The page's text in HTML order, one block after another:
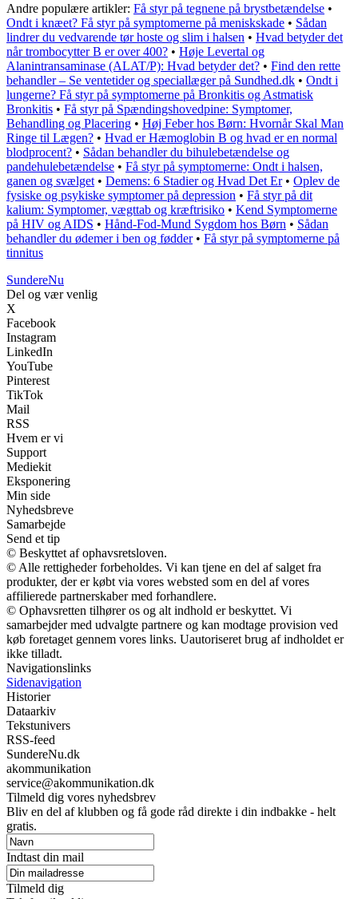
Andre populære artikler: Få styr på tegnene på brystbetændelse •
Ondt i knæet? Få styr på symptomerne på meniskskade • Sådan
lindrer du vedvarende tør hoste og slim i halsen • Hvad betyder det
når trombocytter B er over 400? • Høje Levertal og
Alanintransaminase (ALAT/P): Hvad betyder det? • Find den rette
behandler – Se ventetider og speciallæger på Sundhed.dk • Ondt i
lungerne? Få styr på symptomerne på Bronkitis og Astmatisk
Bronkitis • Få styr på Spændingshovedpine: Symptomer,
Behandling og Placering • Høj Feber hos Børn: Hvornår Skal Man
Ringe til Lægen? • Hvad er Hæmoglobin B og hvad er en normal
blodprocent? • Sådan behandler du bihulebetændelse og
pandehulebetændelse • Få styr på symptomerne: Ondt i halsen,
ganen og svælget • Demens: 6 Stadier og Hvad Det Er• Oplev de
fysiske og psykiske symptomer på depression • Få styr på dit
kalium: Symptomer, vægttab og kræftrisiko • Kend Symptomerne
på HIV og AIDS • Hånd-Fod-Mund Sygdom hos Børn • Sådan
behandler du ødemer i ben og fødder• Få styr på symptomerne på
tinnitus
SundereNu
Del og vær venlig
X
Facebook
Instagram
LinkedIn
YouTube
Pinterest
TikTok
Mail
RSS
Hvem er vi
Support
Mediekit
Eksponering
Min side
Nyhedsbreve
Samarbejde
Send et tip
© Beskyttet af ophavsretsloven.
© Alle rettigheder forbeholdes. Vi kan tjene en del af salget fra
produkter, der er købt via vores websted som en del af vores
affilierede partnerskaber med forhandlere.
© Ophavsretten tilhører os og alt indhold er beskyttet. Vi
samarbejder med udvalgte partnere og kan modtage provision ved
køb foretaget gennem vores links. Uautoriseret brug af indholdet er
ikke tilladt.
Navigationslinks
Sidenavigation
Historier
Dataarkiv
Tekstunivers
RSS-feed
SundereNu.dk
akommunikation
service@akommunikation.dk
Tilmeld dig vores nyhedsbrev
Bliv en del af klubben og få gode råd direkte i din indbakke - helt
gratis.
Indtast din mail
Tilmeld dig